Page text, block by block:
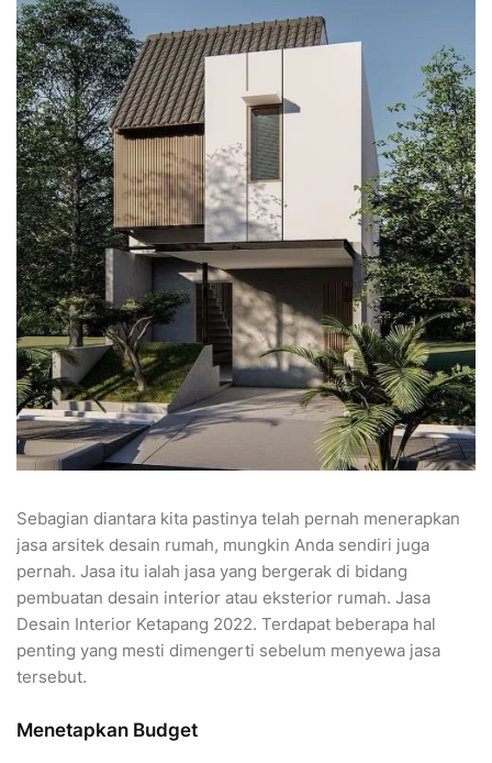
Sebagian diantara kita pastinya telah pernah menerapkan
jasa arsitek desain rumah, mungkin Anda sendiri juga
pernah. Jasa itu ialah jasa yang bergerak di bidang
pembuatan desain interior atau eksterior rumah. Jasa
Desain Interior Ketapang 2022. Terdapat beberapa hal
penting yang mesti dimengerti sebelum menyewa jasa
tersebut.
Menetapkan Budget